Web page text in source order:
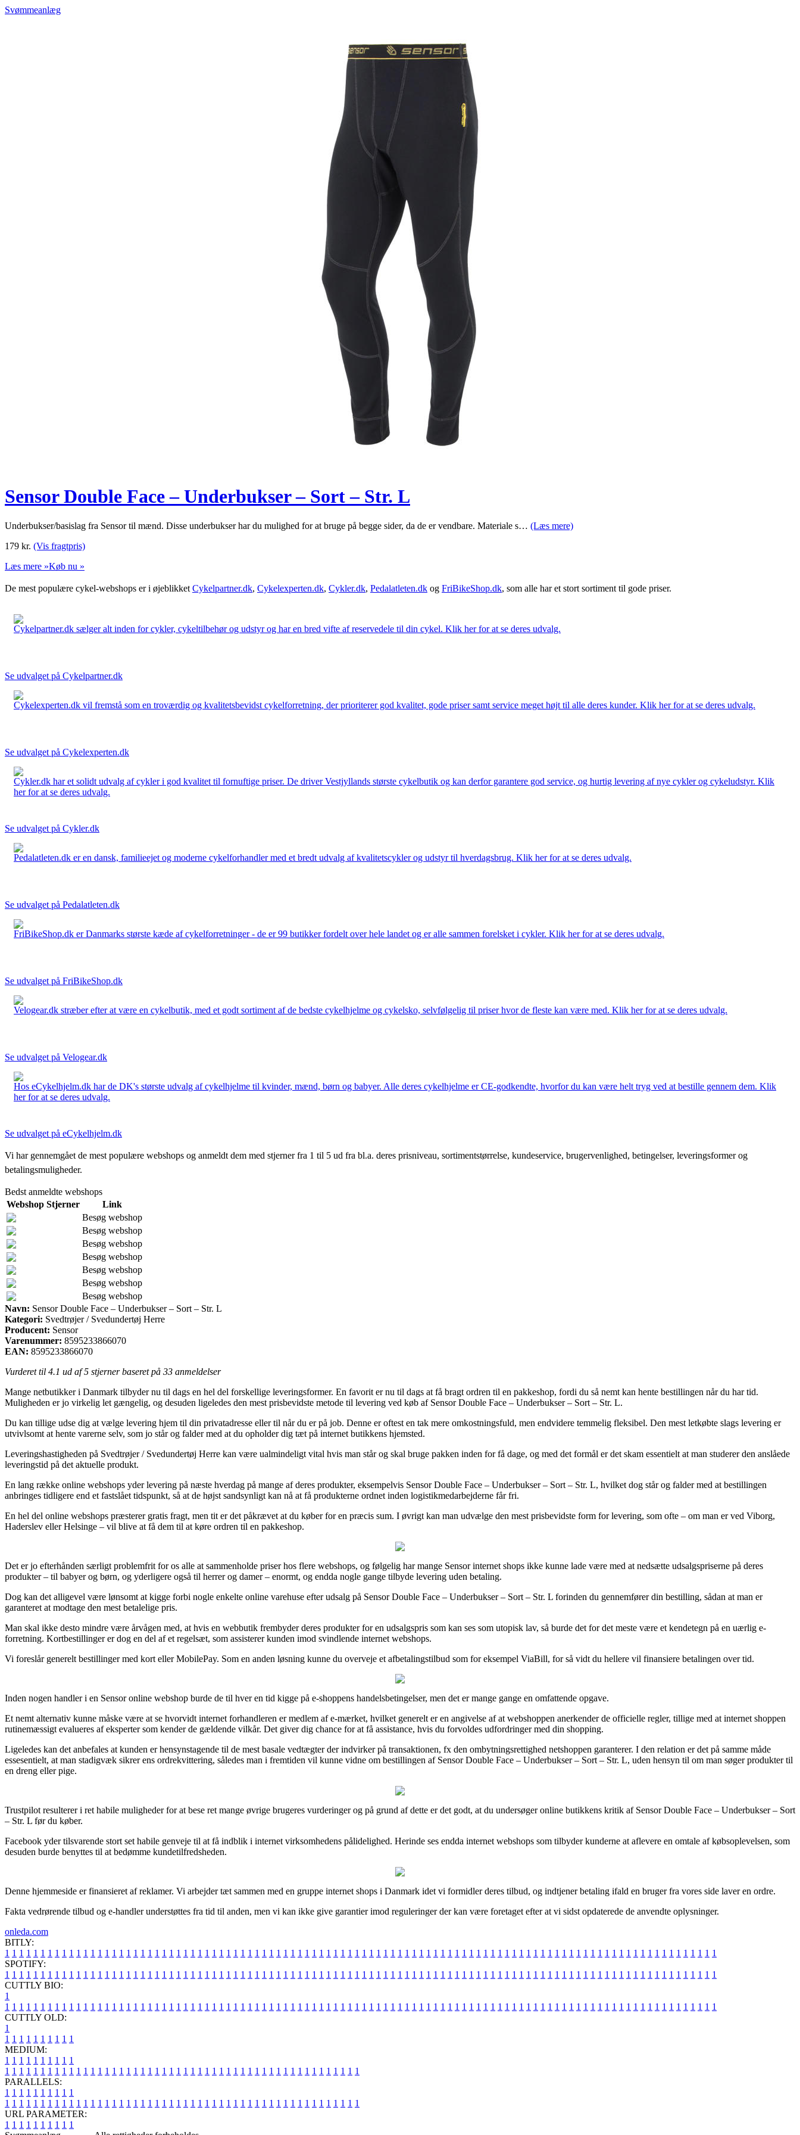
Svømmeanlæg
Sensor Double Face – Underbukser – Sort – Str. L
Underbukser/basislag fra Sensor til mænd. Disse underbukser har du mulighed for at bruge på begge sider, da de er vendbare. Materiale s… (Læs mere)
179 kr. (Vis fragtpris)
Læs mere »Køb nu »
De mest populære cykel-webshops er i øjeblikket Cykelpartner.dk, Cykelexperten.dk, Cykler.dk, Pedalatleten.dk og FriBikeShop.dk, som alle har et stort sortiment til gode priser.
Cykelpartner.dk sælger alt inden for cykler, cykeltilbehør og udstyr og har en bred vifte af reservedele til din cykel. Klik her for at se deres udvalg.
Se udvalget på Cykelpartner.dk
Cykelexperten.dk vil fremstå som en troværdig og kvalitetsbevidst cykelforretning, der prioriterer god kvalitet, gode priser samt service meget højt til alle deres kunder. Klik her for at se deres udvalg.
Se udvalget på Cykelexperten.dk
Cykler.dk har et solidt udvalg af cykler i god kvalitet til fornuftige priser. De driver Vestjyllands største cykelbutik og kan derfor garantere god service, og hurtig levering af nye cykler og cykeludstyr. Klik
her for at se deres udvalg.
Se udvalget på Cykler.dk
Pedalatleten.dk er en dansk, familieejet og moderne cykelforhandler med et bredt udvalg af kvalitetscykler og udstyr til hverdagsbrug. Klik her for at se deres udvalg.
Se udvalget på Pedalatleten.dk
FriBikeShop.dk er Danmarks største kæde af cykelforretninger - de er 99 butikker fordelt over hele landet og er alle sammen forelsket i cykler. Klik her for at se deres udvalg.
Se udvalget på FriBikeShop.dk
Velogear.dk stræber efter at være en cykelbutik, med et godt sortiment af de bedste cykelhjelme og cykelsko, selvfølgelig til priser hvor de fleste kan være med. Klik her for at se deres udvalg.
Se udvalget på Velogear.dk
Hos eCykelhjelm.dk har de DK's største udvalg af cykelhjelme til kvinder, mænd, børn og babyer. Alle deres cykelhjelme er CE-godkendte, hvorfor du kan være helt tryg ved at bestille gennem dem. Klik
her for at se deres udvalg.
Se udvalget på eCykelhjelm.dk
Vi har gennemgået de mest populære webshops og anmeldt dem med stjerner fra 1 til 5 ud fra bl.a. deres prisniveau, sortimentstørrelse, kundeservice, brugervenlighed, betingelser, leveringsformer og
betalingsmuligheder.
Bedst anmeldte webshops
Webshop Stjerner
Link
Besøg webshop
Besøg webshop
Besøg webshop
Besøg webshop
Besøg webshop
Besøg webshop
Besøg webshop
Navn: Sensor Double Face – Underbukser – Sort – Str. L
Kategori: Svedtrøjer / Svedundertøj Herre
Producent: Sensor
Varenummer: 8595233866070
EAN: 8595233866070
Vurderet til 4.1 ud af 5 stjerner baseret på 33 anmeldelser
Mange netbutikker i Danmark tilbyder nu til dags en hel del forskellige leveringsformer. En favorit er nu til dags at få bragt ordren til en pakkeshop, fordi du så nemt kan hente bestillingen når du har tid.
Muligheden er jo virkelig let gængelig, og desuden ligeledes den mest prisbevidste metode til levering ved køb af Sensor Double Face – Underbukser – Sort – Str. L.
Du kan tillige udse dig at vælge levering hjem til din privatadresse eller til når du er på job. Denne er oftest en tak mere omkostningsfuld, men endvidere temmelig fleksibel. Den mest letkøbte slags levering er
utvivlsomt at hente varerne selv, som jo står og falder med at du opholder dig tæt på internet butikkens hjemsted.
Leveringshastigheden på Svedtrøjer / Svedundertøj Herre kan være ualmindeligt vital hvis man står og skal bruge pakken inden for få dage, og med det formål er det skam essentielt at man studerer den anslåede
leveringstid på det aktuelle produkt.
En lang række online webshops yder levering på næste hverdag på mange af deres produkter, eksempelvis Sensor Double Face – Underbukser – Sort – Str. L, hvilket dog står og falder med at bestillingen
anbringes tidligere end et fastslået tidspunkt, så at de højst sandsynligt kan nå at få produkterne ordnet inden logistikmedarbejderne får fri.
En hel del online webshops præsterer gratis fragt, men tit er det påkrævet at du køber for en præcis sum. I øvrigt kan man udvælge den mest prisbevidste form for levering, som ofte – om man er ved Viborg,
Haderslev eller Helsinge – vil blive at få dem til at køre ordren til en pakkeshop.
Det er jo efterhånden særligt problemfrit for os alle at sammenholde priser hos flere webshops, og følgelig har mange Sensor internet shops ikke kunne lade være med at nedsætte udsalgspriserne på deres
produkter – til babyer og børn, og yderligere også til herrer og damer – enormt, og endda nogle gange tilbyde levering uden betaling.
Dog kan det alligevel være lønsomt at kigge forbi nogle enkelte online varehuse efter udsalg på Sensor Double Face – Underbukser – Sort – Str. L forinden du gennemfører din bestilling, sådan at man er
garanteret at modtage den mest betalelige pris.
Man skal ikke desto mindre være årvågen med, at hvis en webbutik frembyder deres produkter for en udsalgspris som kan ses som utopisk lav, så burde det for det meste være et kendetegn på en uærlig e-
forretning. Kortbestillinger er dog en del af et regelsæt, som assisterer kunden imod svindlende internet webshops.
Vi foreslår generelt bestillinger med kort eller MobilePay. Som en anden løsning kunne du overveje et afbetalingstilbud som for eksempel ViaBill, for så vidt du hellere vil finansiere betalingen over tid.
Inden nogen handler i en Sensor online webshop burde de til hver en tid kigge på e-shoppens handelsbetingelser, men det er mange gange en omfattende opgave.
Et nemt alternativ kunne måske være at se hvorvidt internet forhandleren er medlem af e-mærket, hvilket generelt er en angivelse af at webshoppen anerkender de officielle regler, tillige med at internet shoppen
rutinemæssigt evalueres af eksperter som kender de gældende vilkår. Det giver dig chance for at få assistance, hvis du forvoldes udfordringer med din shopping.
Ligeledes kan det anbefales at kunden er hensynstagende til de mest basale vedtægter der indvirker på transaktionen, fx den ombytningsrettighed netshoppen garanterer. I den relation er det på samme måde
essesentielt, at man stadigvæk sikrer ens ordrekvittering, således man i fremtiden vil kunne vidne om bestillingen af Sensor Double Face – Underbukser – Sort – Str. L, uden hensyn til om man søger produkter til
en dreng eller pige.
Trustpilot resulterer i ret habile muligheder for at bese ret mange øvrige brugeres vurderinger og på grund af dette er det godt, at du undersøger online butikkens kritik af Sensor Double Face – Underbukser – Sort
– Str. L før du køber.
Facebook yder tilsvarende stort set habile genveje til at få indblik i internet virksomhedens pålidelighed. Herinde ses endda internet webshops som tilbyder kunderne at aflevere en omtale af købsoplevelsen, som
desuden burde benyttes til at bedømme kundetilfredsheden.
Denne hjemmeside er finansieret af reklamer. Vi arbejder tæt sammen med en gruppe internet shops i Danmark idet vi formidler deres tilbud, og indtjener betaling ifald en bruger fra vores side laver en ordre.
Fakta vedrørende tilbud og e-handler understøttes fra tid til anden, men vi kan ikke give garantier imod reguleringer der kan være foretaget efter at vi sidst opdaterede de anvendte oplysninger.
onleda.com
BITLY:
1 1 1 1 1 1 1 1 1 1 1 1 1 1 1 1 1 1 1 1 1 1 1 1 1 1 1 1 1 1 1 1 1 1 1 1 1 1 1 1 1 1 1 1 1 1 1 1 1 1 1 1 1 1 1 1 1 1 1 1 1 1 1 1 1 1 1 1 1 1 1 1 1 1 1 1 1 1 1 1 1 1 1 1 1 1 1 1 1 1 1 1 1 1 1 1 1 1 1 1
SPOTIFY:
1 1 1 1 1 1 1 1 1 1 1 1 1 1 1 1 1 1 1 1 1 1 1 1 1 1 1 1 1 1 1 1 1 1 1 1 1 1 1 1 1 1 1 1 1 1 1 1 1 1 1 1 1 1 1 1 1 1 1 1 1 1 1 1 1 1 1 1 1 1 1 1 1 1 1 1 1 1 1 1 1 1 1 1 1 1 1 1 1 1 1 1 1 1 1 1 1 1 1 1
CUTTLY BIO:
1
1 1 1 1 1 1 1 1 1 1 1 1 1 1 1 1 1 1 1 1 1 1 1 1 1 1 1 1 1 1 1 1 1 1 1 1 1 1 1 1 1 1 1 1 1 1 1 1 1 1 1 1 1 1 1 1 1 1 1 1 1 1 1 1 1 1 1 1 1 1 1 1 1 1 1 1 1 1 1 1 1 1 1 1 1 1 1 1 1 1 1 1 1 1 1 1 1 1 1 1
CUTTLY OLD:
1
1 1 1 1 1 1 1 1 1 1
MEDIUM:
1 1 1 1 1 1 1 1 1 1
1 1 1 1 1 1 1 1 1 1 1 1 1 1 1 1 1 1 1 1 1 1 1 1 1 1 1 1 1 1 1 1 1 1 1 1 1 1 1 1 1 1 1 1 1 1 1 1 1 1
PARALLELS:
1 1 1 1 1 1 1 1 1 1
1 1 1 1 1 1 1 1 1 1 1 1 1 1 1 1 1 1 1 1 1 1 1 1 1 1 1 1 1 1 1 1 1 1 1 1 1 1 1 1 1 1 1 1 1 1 1 1 1 1
URL PARAMETER:
1 1 1 1 1 1 1 1 1 1